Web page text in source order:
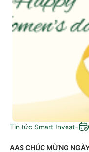
Tin tức Smart Invest-
AAS CHÚC MỪNG